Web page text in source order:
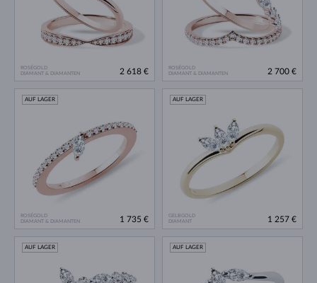
ROSÉGOLD
DIAMANT & DIAMANTEN
2 618 €
ROSÉGOLD
DIAMANT & DIAMANTEN
2 700 €
ROSÉGOLD
DIAMANT & DIAMANTEN
AUF LAGER
1 735 €
GELBGOLD
DIAMANT
AUF LAGER
1 257 €
AUF LAGER AUF LAGER